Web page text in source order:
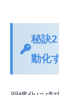
秘訣
動化